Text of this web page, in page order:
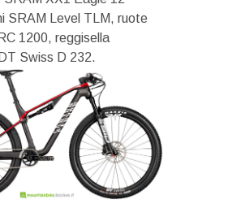
SRAM Level TLM, ruote
1200, reggisella
Swiss D 232.